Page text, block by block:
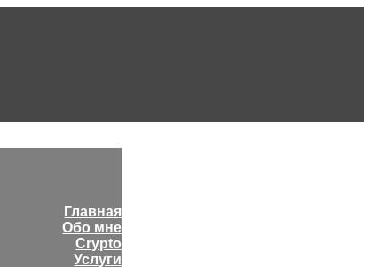
Главная
Обо мне
Crypto
Услуги